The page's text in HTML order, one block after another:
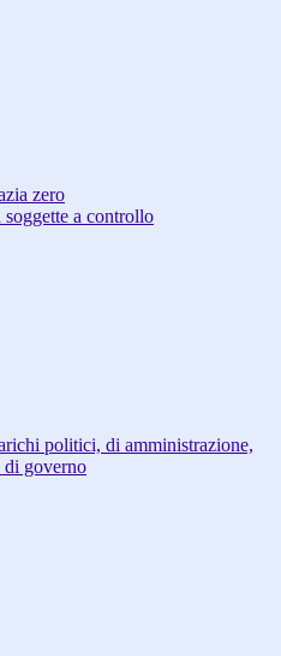
zero
a controllo
politici, di amministrazione,
di governo